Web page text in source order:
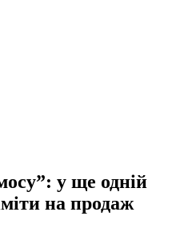
у ще одній
на продаж